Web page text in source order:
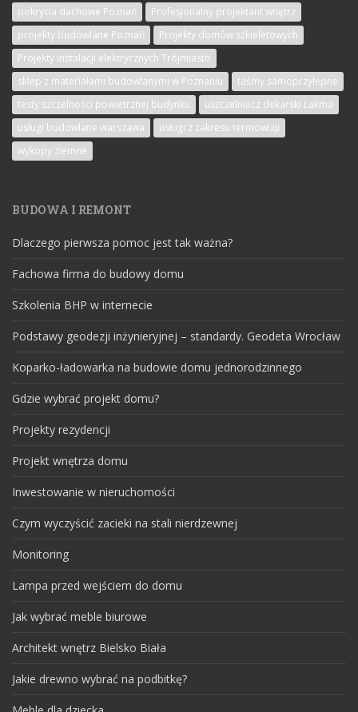
pokrycia dachowe Poznań
Profesjonalny projektant wnętrz
projekty budowlane Poznań
Projekty domów szkieletowych
Projekty instalacji elektrycznych Trójmiasto
sklep z materiałami budowlanymi w Poznaniu
taśmy samoprzylepne
testy szczelności powietrznej budynku
uszczelniacz dekarski Lakma
usługi budowlane warszawa
usługi z zakresu termowizji
wykopy ziemne
BUDOWA I REMONT
Dlaczego pierwsza pomoc jest tak ważna?
Fachowa firma do budowy domu
Szkolenia BHP w internecie
Podstawy geodezji inżynieryjnej – standardy. Geodeta Wrocław
Koparko-ładowarka na budowie domu jednorodzinnego
Gdzie wybrać projekt domu?
Projekty rezydencji
Projekt wnętrza domu
Inwestowanie w nieruchomości
Czym wyczyścić zacieki na stali nierdzewnej
Monitoring
Lampa przed wejściem do domu
Jak wybrać meble biurowe
Architekt wnętrz Bielsko Biała
Jakie drewno wybrać na podbitkę?